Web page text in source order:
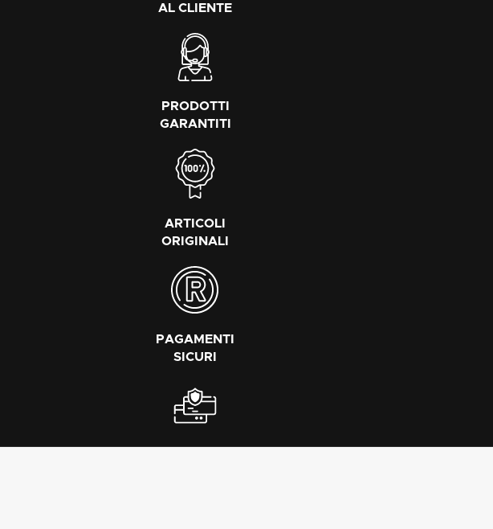
AL CLIENTE
PRODOTTI
GARANTITI
ARTICOLI
ORIGINALI
PAGAMENTI
SICURI